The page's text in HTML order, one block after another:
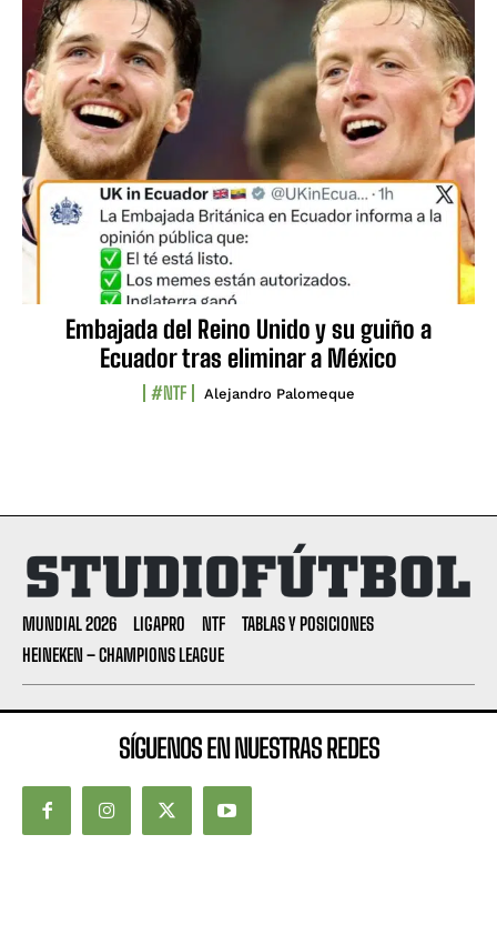
Embajada del Reino Unido y su guiño a
Ecuador tras eliminar a México
#NTF Alejandro Palomeque
MUNDIAL 2026 LIGAPRO NTF
TABLAS Y POSICIONES
HEINEKEN – CHAMPIONS LEAGUE
SÍGUENOS EN NUESTRAS REDES